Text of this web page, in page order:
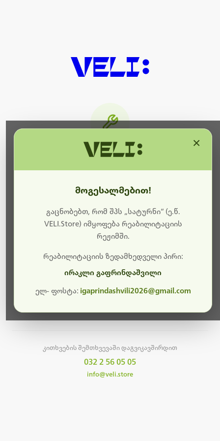
ბოდიშს გიხდით შეფერხებისთვის. ამჟამად
მიმდინარეობს საიტის განახლება და ტექნიკური
სამუშაოები.
მალე ისევ ხელმისაწვდომი იქნება. გმადლობთ
კითხვების შემთხვევაში დაგვიკავშირდით
032 2 56 05 05
info@veli.store
მოგესალმებით!
გაცნობებთ, რომ შპს „სატურნი“ (ე.წ.
VELI.Store) იმყოფება რეაბილიტაციის
რეჟიმში.
რეაბილიტაციის ზედამხედველი პირი:
ირაკლი გაფრინდაშვილი
ელ- ფოსტა: igaprindashvili2026@gmail.com
×